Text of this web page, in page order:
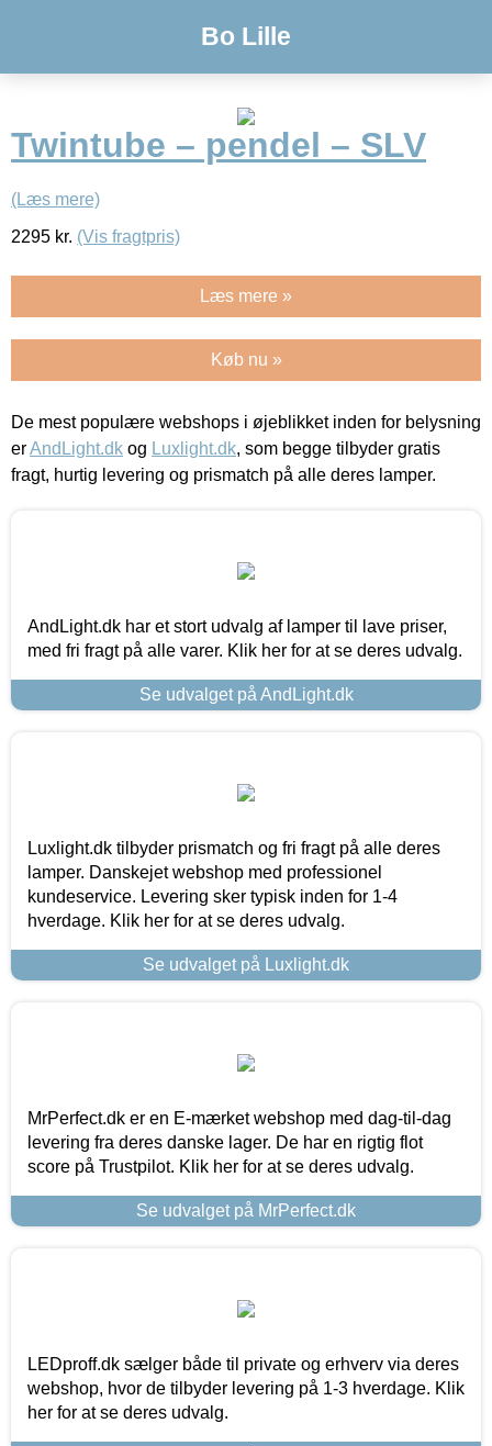
Bo Lille
Twintube – pendel – SLV
(Læs mere)
2295 kr. (Vis fragtpris)
Læs mere »
Køb nu »
De mest populære webshops i øjeblikket inden for belysning
erAndLight.dk og Luxlight.dk, som begge tilbyder gratis
fragt, hurtig levering og prismatch på alle deres lamper.
AndLight.dk har et stort udvalg af lamper til lave priser,
med fri fragt på alle varer. Klik her for at se deres udvalg.
Se udvalget på AndLight.dk
Luxlight.dk tilbyder prismatch og fri fragt på alle deres
lamper. Danskejet webshop med professionel
kundeservice. Levering sker typisk inden for 1-4
hverdage. Klik her for at se deres udvalg.
Se udvalget på Luxlight.dk
MrPerfect.dk er en E-mærket webshop med dag-til-dag
levering fra deres danske lager. De har en rigtig flot
score på Trustpilot. Klik her for at se deres udvalg.
Se udvalget på MrPerfect.dk
LEDproff.dk sælger både til private og erhverv via deres
webshop, hvor de tilbyder levering på 1-3 hverdage. Klik
her for at se deres udvalg.